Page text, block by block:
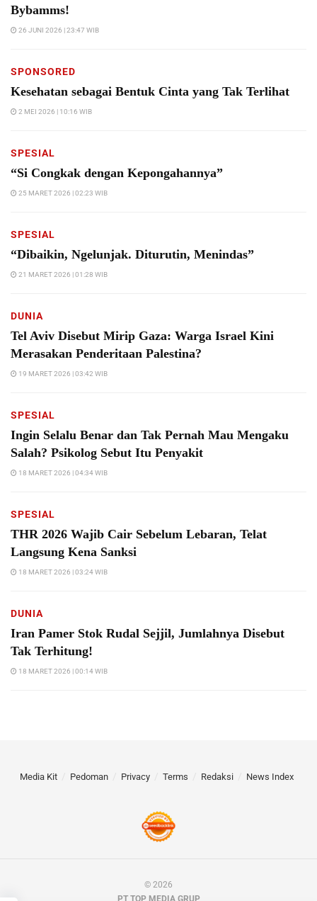
Bybamms!
26 JUNI 2026 | 23:47 WIB
SPONSORED
Kesehatan sebagai Bentuk Cinta yang Tak Terlihat
2 MEI 2026 | 10:16 WIB
SPESIAL
“Si Congkak dengan Kepongahannya”
25 MARET 2026 | 02:23 WIB
SPESIAL
“Dibaikin, Ngelunjak. Diturutin, Menindas”
21 MARET 2026 | 01:28 WIB
DUNIA
Tel Aviv Disebut Mirip Gaza: Warga Israel Kini
Merasakan Penderitaan Palestina?
19 MARET 2026 | 03:42 WIB
SPESIAL
Ingin Selalu Benar dan Tak Pernah Mau Mengaku
Salah? Psikolog Sebut Itu Penyakit
18 MARET 2026 | 04:34 WIB
SPESIAL
THR 2026 Wajib Cair Sebelum Lebaran, Telat
Langsung Kena Sanksi
18 MARET 2026 | 03:24 WIB
DUNIA
Iran Pamer Stok Rudal Sejjil, Jumlahnya Disebut
Tak Terhitung!
18 MARET 2026 | 00:14 WIB
Media Kit Pedoman Privacy Terms Redaksi News Index
© 2026
PT TOP MEDIA GRUP